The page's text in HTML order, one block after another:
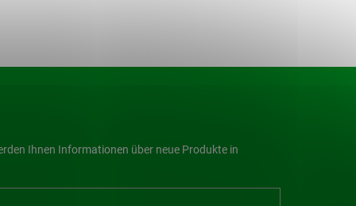
Ihnen Informationen über neue Produkte in